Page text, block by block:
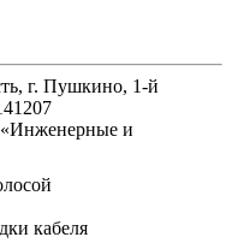
кабеля
г. Пушкино, 1-й
и